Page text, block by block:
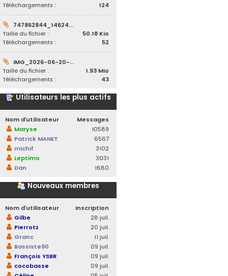
Téléchargements :
124
747862844_14624...
Taille du fichier :
50.18 Kio
Téléchargements :
52
IMG_2026-06-20-...
Taille du fichier :
1.93 Mio
Téléchargements :
43
Utilisateurs les plus actifs
Nom d’utilisateur
Messages
Maryse
10589
Patrick MANET
6567
michif
3102
Leptimo
3031
Dan
1680
Nouveaux membres
Nom d’utilisateur
Inscription
Gilbe
28 juil.
Pierrotz
20 juil.
Granc
11 juil.
Bassiste90
09 juil.
François YSBR
09 juil.
cocobasse
09 juil.